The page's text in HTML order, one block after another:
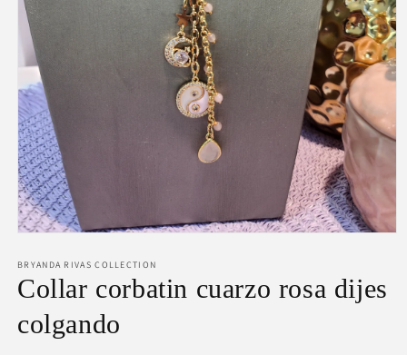
multimedia
1
en
ventana
modal
BRYANDA RIVAS COLLECTION
Collar corbatin cuarzo rosa dijes
colgando